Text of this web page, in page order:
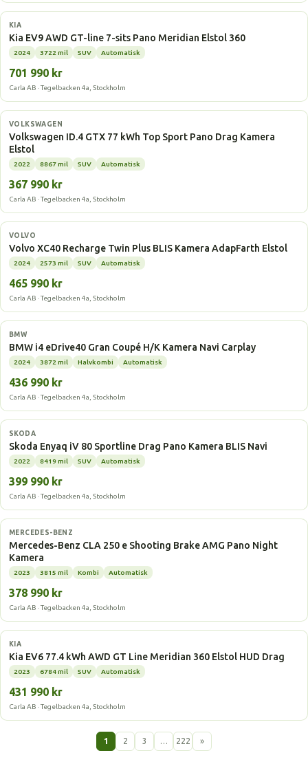
Elbil
KIA
Kia EV9 AWD GT-line 7-sits Pano Meridian Elstol 360
2024 3722 mil SUV Automatisk
701 990 kr
Carla AB · Tegelbacken 4a, Stockholm
Elbil
VOLKSWAGEN
Volkswagen ID.4 GTX 77 kWh Top Sport Pano Drag Kamera
Elstol
2022 8867 mil SUV Automatisk
367 990 kr
Carla AB · Tegelbacken 4a, Stockholm
Elbil
VOLVO
Volvo XC40 Recharge Twin Plus BLIS Kamera AdapFarth Elstol
2024 2573 mil SUV Automatisk
465 990 kr
Carla AB · Tegelbacken 4a, Stockholm
Elbil
BMW
BMW i4 eDrive40 Gran Coupé H/K Kamera Navi Carplay
2024 3872 mil Halvkombi Automatisk
436 990 kr
Carla AB · Tegelbacken 4a, Stockholm
Elbil
SKODA
Skoda Enyaq iV 80 Sportline Drag Pano Kamera BLIS Navi
2022 8419 mil SUV Automatisk
399 990 kr
Carla AB · Tegelbacken 4a, Stockholm
Laddhybrid
MERCEDES-BENZ
Mercedes-Benz CLA 250 e Shooting Brake AMG Pano Night
Kamera
2023 3815 mil Kombi Automatisk
378 990 kr
Carla AB · Tegelbacken 4a, Stockholm
Elbil
KIA
Kia EV6 77.4 kWh AWD GT Line Meridian 360 Elstol HUD Drag
2023 6784 mil SUV Automatisk
431 990 kr
Carla AB · Tegelbacken 4a, Stockholm
1 2 3 … 222 »